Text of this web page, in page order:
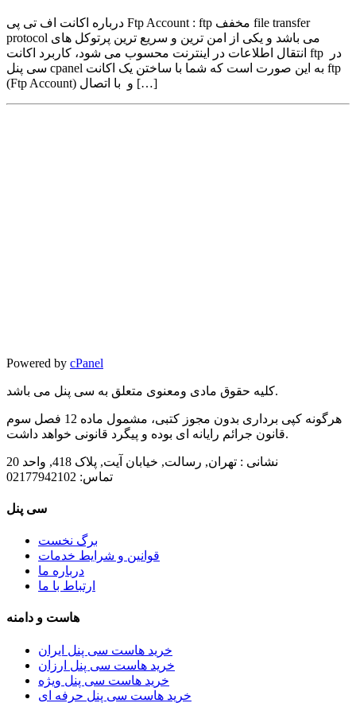
درباره اکانت اف تی پی Ftp Account : ftp مخفف file transfer
protocol می باشد و یکی از امن ترین و سریع ترین پرتوکل های
انتقال اطلاعات در اینترنت محسوب می شود، کاربرد اکانت ftp در
سی پنل cpanel به این صورت است که شما با ساختن یک اکانت ftp
(Ftp Account) و با اتصال […]
Powered by cPanel
کلیه حقوق مادی ومعنوی متعلق به سی پنل می باشد.
هرگونه کپی برداری بدون مجوز کتبی، مشمول ماده 12 فصل سوم
قانون جرائم رایانه ای بوده و پیگرد قانونی خواهد داشت.
نشانی : تهران, رسالت, خیابان آیت, پلاک 418, واحد 20
تماس:
سی پنل
برگ نخست
قوانین و شرایط خدمات
درباره ما
ارتباط با ما
هاست و دامنه
خرید هاست سی پنل ایران
خرید هاست سی پنل ارزان
خرید هاست سی پنل ویژه
خرید هاست سی پنل حرفه ای